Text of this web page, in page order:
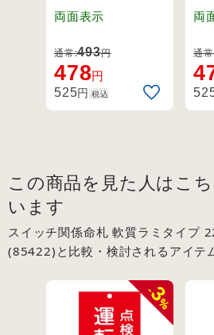
運転禁止 札-215
両面表示
通常:493円
478円
525円 税込
ス
両
通
この商品を見た人はこ
います
スイッチ関係命札 軟質ラミタイプ
(85422)と比較・検討されるアイテ
-
3
%